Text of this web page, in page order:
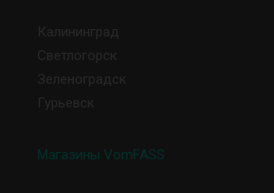
Калининград
Светлогорск
Зеленоградск
Гурьевск
Магазины VomFASS